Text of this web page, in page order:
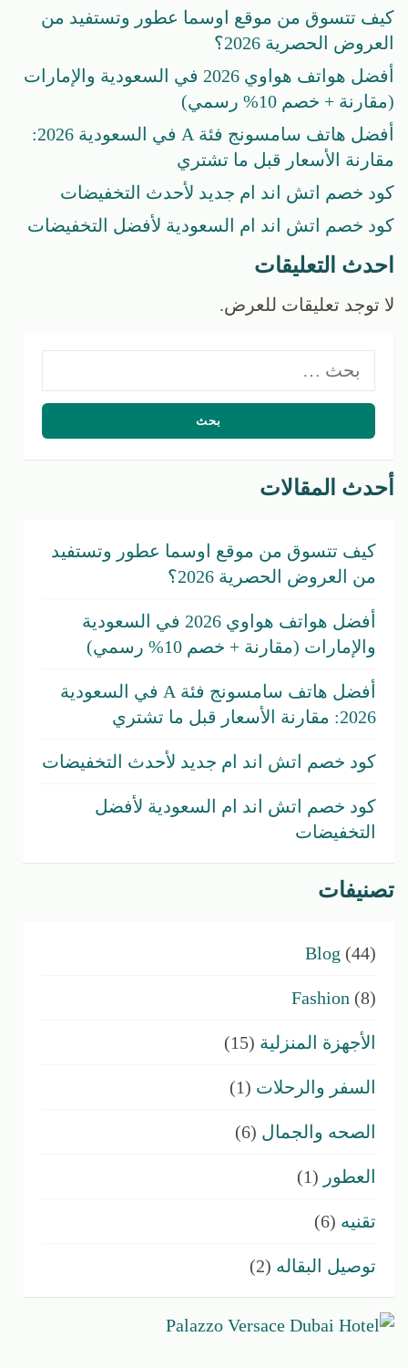
كيف تتسوق من موقع اوسما عطور وتستفيد من
العروض الحصرية 2026؟
أفضل هواتف هواوي 2026 في السعودية والإمارات
(مقارنة + خصم 10% رسمي)
أفضل هاتف سامسونج فئة A في السعودية 2026:
مقارنة الأسعار قبل ما تشتري
كود خصم اتش اند ام جديد لأحدث التخفيضات
كود خصم اتش اند ام السعودية لأفضل التخفيضات
احدث التعليقات
لا توجد تعليقات للعرض.
أحدث المقالات
كيف تتسوق من موقع اوسما عطور وتستفيد
من العروض الحصرية 2026؟
أفضل هواتف هواوي 2026 في السعودية
والإمارات (مقارنة + خصم 10% رسمي)
أفضل هاتف سامسونج فئة A في السعودية
2026: مقارنة الأسعار قبل ما تشتري
كود خصم اتش اند ام جديد لأحدث التخفيضات
كود خصم اتش اند ام السعودية لأفضل
التخفيضات
تصنيفات
Blog (44)
Fashion (8)
الأجهزة المنزلية (15)
السفر والرحلات (1)
الصحه والجمال (6)
العطور (1)
تقنيه (6)
توصيل البقاله (2)